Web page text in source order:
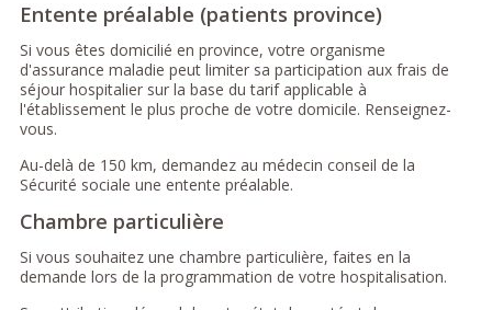
Entente préalable (patients province)
Si vous êtes domicilié en province, votre organisme
d'assurance maladie peut limiter sa participation aux frais de
séjour hospitalier sur la base du tarif applicable à
l'établissement le plus proche de votre domicile. Renseignez-
vous.
Au-delà de 150 km, demandez au médecin conseil de la
Sécurité sociale une entente préalable.
Chambre particulière
Si vous souhaitez une chambre particulière, faites en la
demande lors de la programmation de votre hospitalisation.